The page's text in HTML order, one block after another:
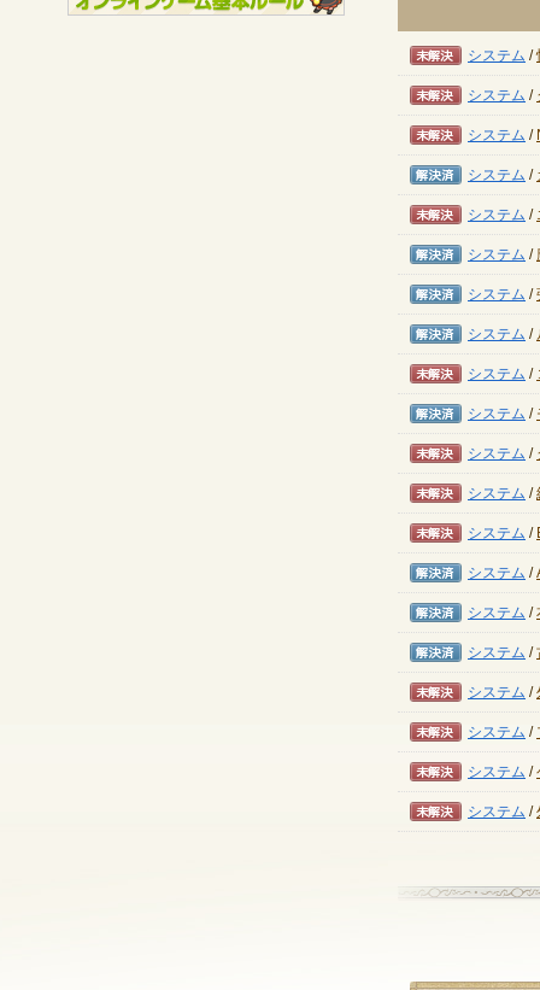
未解決
システム /
未解決
システム /
未解決
システム /
解決済み
システム /
未解決
システム /
解決済み
システム /
解決済み
システム /
解決済み
システム /
未解決
システム /
解決済み
システム /
未解決
システム /
未解決
システム /
未解決
システム /
解決済み
システム /
解決済み
システム /
解決済み
システム /
未解決
システム /
未解決
システム /
未解決
システム /
未解決
システム /